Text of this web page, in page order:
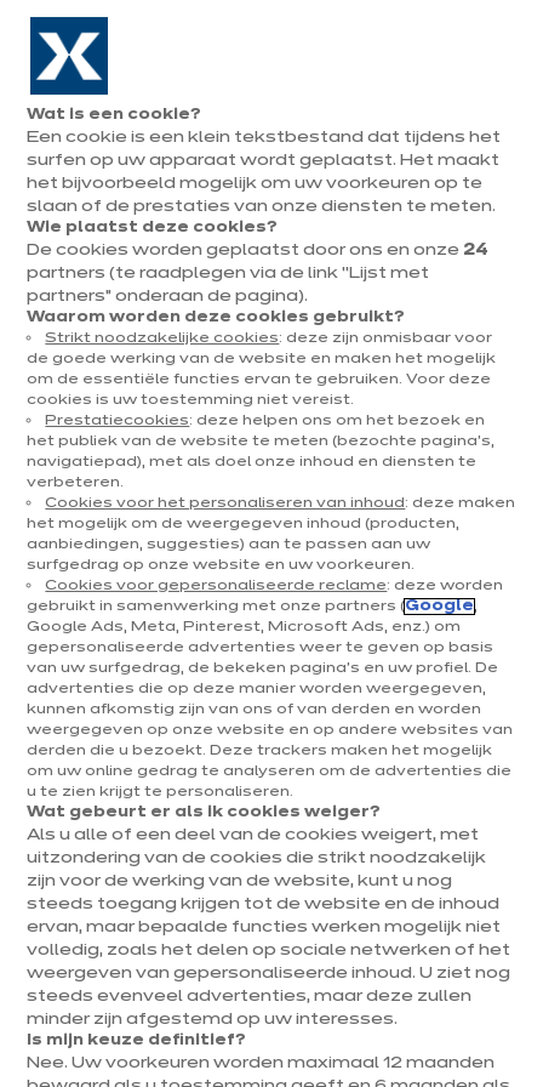
Naar de navigatie gaan
Naar de hoofdinhoud gaan
Menu
openen
winkels
Afspraak
maken
U
bevindt
zich
hier:
Home Onze keukens Per categorie Onze toonzaalkeukens Dolce Roos
Contact
Brochure downloaden
Afspraak maken
Keukens & inrichting
Onze keukens
Keukeninspiratie
Interieurs
Jouw project
Over ixina
Werken bij ixina
Nieuwsbrief
Ontdek al ons nieuws
Wat is een cookie?
Een cookie is een klein tekstbestand dat tijdens het
surfen op uw apparaat wordt geplaatst. Het maakt
het bijvoorbeeld mogelijk om uw voorkeuren op te
slaan of de prestaties van onze diensten te meten.
Wie plaatst deze cookies?
De cookies worden geplaatst door ons en onze 24
partners (te raadplegen via de link “Lijst met
partners” onderaan de pagina).
Waarom worden deze cookies gebruikt?
Strikt noodzakelijke cookies: deze zijn onmisbaar voor
de goede werking van de website en maken het mogelijk
om de essentiële functies ervan te gebruiken. Voor deze
cookies is uw toestemming niet vereist.
Prestatiecookies: deze helpen ons om het bezoek en
het publiek van de website te meten (bezochte pagina's,
navigatiepad), met als doel onze inhoud en diensten te
verbeteren.
Cookies voor het personaliseren van inhoud : deze maken
het mogelijk om de weergegeven inhoud (producten,
aanbiedingen, suggesties) aan te passen aan uw
surfgedrag op onze website en uw voorkeuren.
Cookies voor gepersonaliseerde reclame: deze worden
gebruikt in samenwerking met onze partners (Google,
Google Ads, Meta, Pinterest, Microsoft Ads, enz.) om
gepersonaliseerde advertenties weer te geven op basis
van uw surfgedrag, de bekeken pagina's en uw profiel. De
advertenties die op deze manier worden weergegeven,
kunnen afkomstig zijn van ons of van derden en worden
weergegeven op onze website en op andere websites van
derden die u bezoekt. Deze trackers maken het mogelijk
om uw online gedrag te analyseren om de advertenties die
u te zien krijgt te personaliseren.
Wat gebeurt er als ik cookies weiger?
Als u alle of een deel van de cookies weigert, met
uitzondering van de cookies die strikt noodzakelijk
zijn voor de werking van de website, kunt u nog
steeds toegang krijgen tot de website en de inhoud
ervan, maar bepaalde functies werken mogelijk niet
volledig, zoals het delen op sociale netwerken of het
weergeven van gepersonaliseerde inhoud. U ziet nog
steeds evenveel advertenties, maar deze zullen
minder zijn afgestemd op uw interesses.
Is mijn keuze definitief?
Nee. Uw voorkeuren worden maximaal 12 maanden